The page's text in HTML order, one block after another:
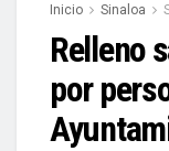
Inicio Sinaloa
Relleno
por